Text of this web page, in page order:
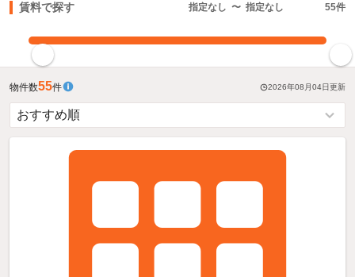
賃料で探す 指定なし 〜 指定なし 55件
物件数55件 2026年08月04日更新